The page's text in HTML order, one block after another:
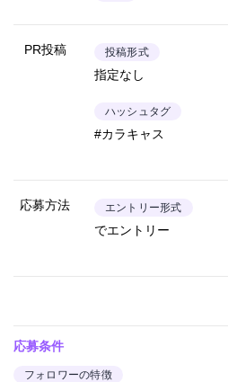
PR投稿 投稿形式
指定なし
ハッシュタグ
#カラキャス
応募方法 エントリー形式
でエントリー
応募条件
フォロワーの特徴